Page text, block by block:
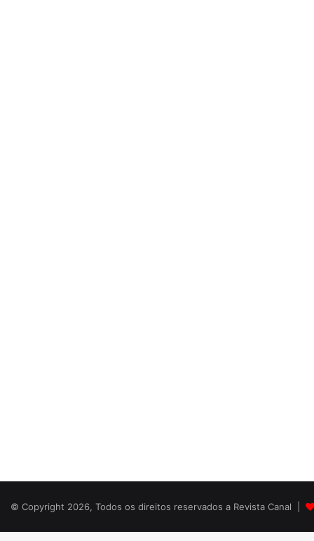
© Copyright 2026, Todos os direitos reservados a Revista Canal |